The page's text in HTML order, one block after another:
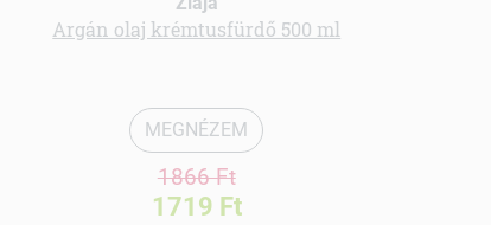
Argán olaj krémtusfürdő 500 ml
MEGNÉZEM
1866 Ft
1719 Ft